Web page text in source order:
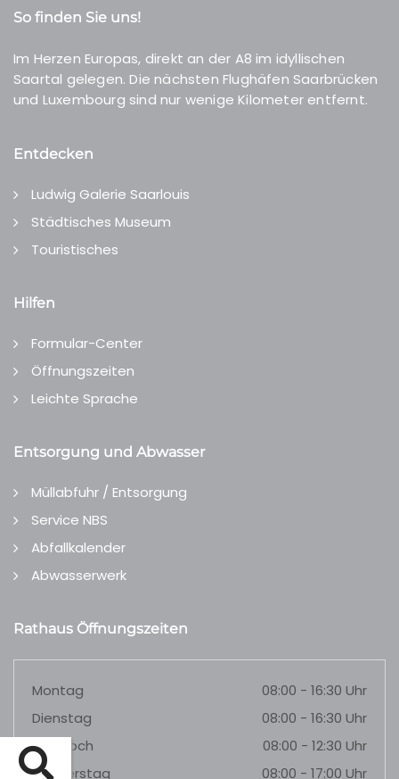
So finden Sie uns!
Im Herzen Europas, direkt an der A8 im idyllischen
Saartal gelegen. Die nächsten Flughäfen Saarbrücken
und Luxembourg sind nur wenige Kilometer entfernt.
Entdecken
Ludwig Galerie Saarlouis
Städtisches Museum
Touristisches
Hilfen
Formular-Center
Öffnungszeiten
Leichte Sprache
Entsorgung und Abwasser
Müllabfuhr / Entsorgung
Service NBS
Abfallkalender
Abwasserwerk
Rathaus Öffnungszeiten
Montag
08:00 - 16:30 Uhr
Dienstag
08:00 - 16:30 Uhr
Mittwoch
08:00 - 12:30 Uhr
Donnerstag
08:00 - 17:00 Uhr